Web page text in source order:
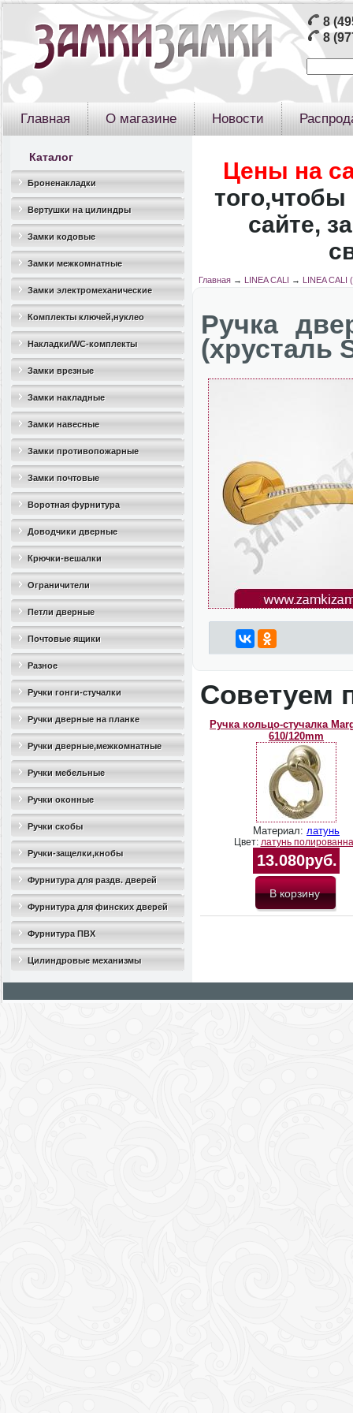
8
8
Главная О магазине Новости
Каталог
Броненакладки
Вертушки на цилиндры
Замки кодовые
Замки межкомнатные
Замки электромеханические
Комплекты ключей,нуклео
Накладки/WC-комплекты
Замки врезные
Замки накладные
Замки навесные
Замки противопожарные
Замки почтовые
Воротная фурнитура
Доводчики дверные
Крючки-вешалки
Ограничители
дверные(стопоры)
Петли дверные
Почтовые ящики
Разное
Ручки гонги-стучалки
Ручки дверные на планке
Ручки дверные,межкомнатные
Ручки мебельные
Ручки оконные
Ручки скобы
Ручки-защелки,кнобы
Фурнитура для раздв. дверей
Фурнитура для финских дверей
Фурнитура ПВХ
Цилиндровые механизмы
Цены на
того,чтобы
сайте,
Главная→ LINEA CALI → LINEA CALI
Ручка
(хрусталь
Советуем
Ручка кольцо-стучалка
610/120mm
Материал: латунь
Цвет: латунь
13.080руб.